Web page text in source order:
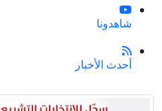
شاهدونا
أحدث الأخبار